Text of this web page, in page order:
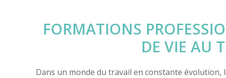
FORMATIONS
DE VIE AU
Dans un monde du travail en constante